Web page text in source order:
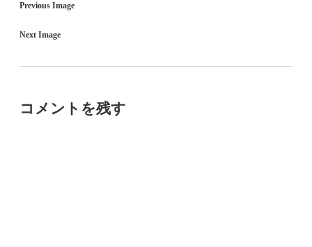
Previous Image
Next Image
コメントを残す